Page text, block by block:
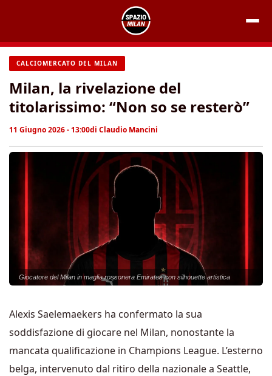
contenuto
CALCIOMERCATO DEL MILAN
Milan, la rivelazione del
titolarissimo: “Non so se resterò”
11 Giugno 2026 - 13:00di Claudio Mancini
Giocatore del Milan in maglia rossonera Emirates con silhouette artistica
Alexis Saelemaekers ha confermato la sua
soddisfazione di giocare nel Milan, nonostante la
mancata qualificazione in Champions League. L’esterno
belga, intervenuto dal ritiro della nazionale a Seattle,